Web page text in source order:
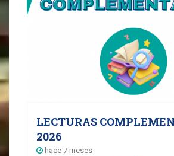
LECTURAS
2026
hace 7 meses